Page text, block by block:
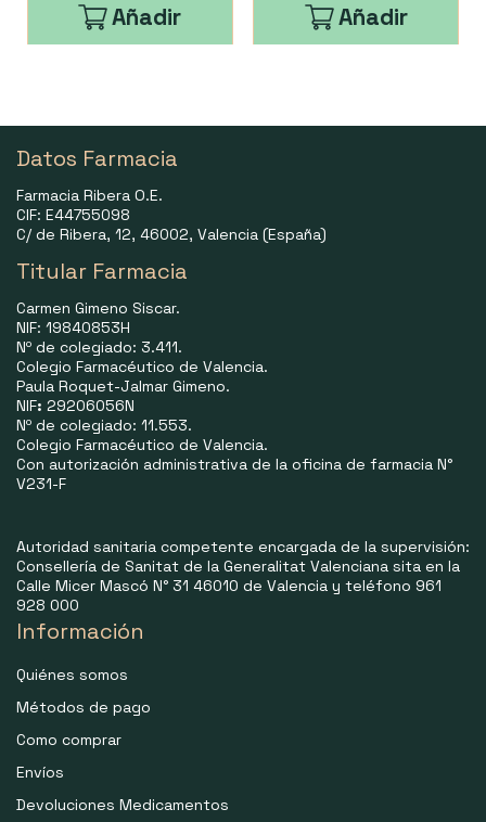
Añadir Añadir
Datos Farmacia
Farmacia Ribera O.E.
CIF: E44755098
C/ de Ribera, 12, 46002, Valencia (España)
Titular Farmacia
Carmen Gimeno Siscar.
NIF: 19840853H
Nº de colegiado: 3.411.
Colegio Farmacéutico de Valencia.
Paula Roquet-Jalmar Gimeno.
NIF: 29206056N
Nº de colegiado: 11.553.
Colegio Farmacéutico de Valencia.
Con autorización administrativa de la oficina de farmacia N°
V231-F
Autoridad sanitaria competente encargada de la supervisión:
Consellería de Sanitat de la Generalitat Valenciana sita en la
Calle Micer Mascó N° 31 46010 de Valencia y teléfono 961
928 000
Información
Quiénes somos
Métodos de pago
Como comprar
Envíos
Devoluciones Medicamentos